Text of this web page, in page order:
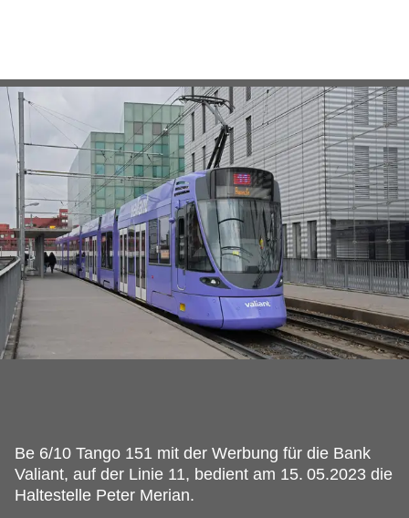
Be 6/10 Tango 151 mit der Werbung für die Bank
Valiant, auf der Linie 11, bedient am 15. 05.2023 die
Haltestelle Peter Merian.